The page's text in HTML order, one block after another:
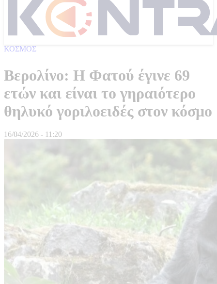
ΚΟΣΜΟΣ
Βερολίνο: Η Φατού έγινε 69
ετών και είναι το γηραιότερο
θηλυκό γοριλοειδές στον κόσμο
16/04/2026 - 11:20